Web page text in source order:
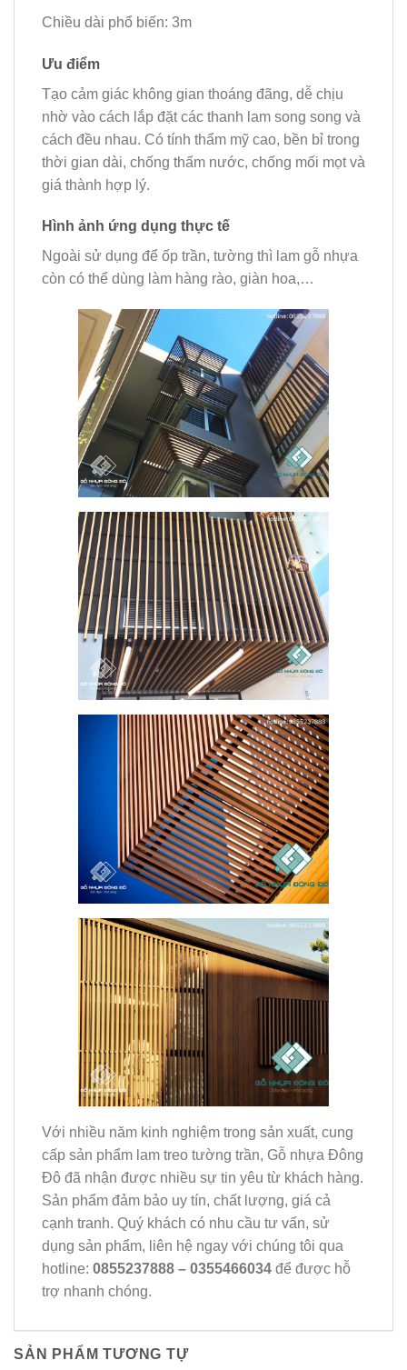
Chiều dài phổ biến: 3m
Ưu điểm
Tạo cảm giác không gian thoáng đãng, dễ chịu
nhờ vào cách lắp đặt các thanh lam song song và
cách đều nhau. Có tính thẩm mỹ cao, bền bỉ trong
thời gian dài, chống thấm nước, chống mối mọt và
giá thành hợp lý.
Hình ảnh ứng dụng thực tế
Ngoài sử dụng để ốp trần, tường thì lam gỗ nhựa
còn có thể dùng làm hàng rào, giàn hoa,…
Với nhiều năm kinh nghiệm trong sản xuất, cung
cấp sản phẩm lam treo tường trần, Gỗ nhựa Đông
Đô đã nhận được nhiều sự tin yêu từ khách hàng.
Sản phẩm đảm bảo uy tín, chất lượng, giá cả
cạnh tranh. Quý khách có nhu cầu tư vấn, sử
dụng sản phẩm, liên hệ ngay với chúng tôi qua
hotline: 0855237888 – 0355466034 để được hỗ
trợ nhanh chóng.
SẢN PHẨM TƯƠNG TỰ